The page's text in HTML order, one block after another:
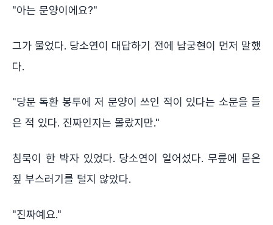
"아는 문양이에요?"
그가 물었다. 당소연이 대답하기 전에 남궁현이 먼저 말했
다.
"당문 독환 봉투에 저 문양이 쓰인 적이 있다는 소문을 들
은 적 있다. 진짜인지는 몰랐지만."
침묵이 한 박자 있었다. 당소연이 일어섰다. 무릎에 묻은
짚 부스러기를 털지 않았다.
"진짜예요."